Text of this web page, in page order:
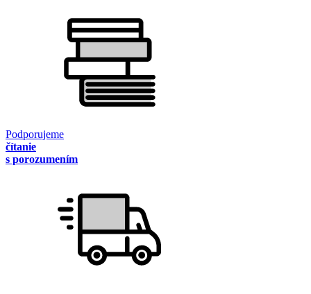
Podporujeme
čítanie
s porozumením